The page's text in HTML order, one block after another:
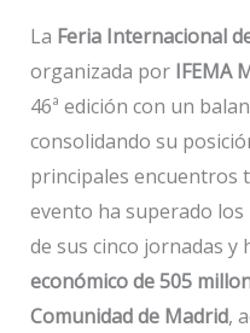
La Feria Internacional
organizada por IFEMA
46ª edición con un
consolidando su
principales encuentros
evento ha superado los
de sus cinco jornadas y
económico de 505
Comunidad de Madrid,